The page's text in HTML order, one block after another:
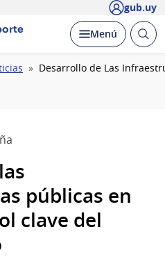
gub.uy
Desplegar
Menú Abrir
Desarrollo de Las
públicas en
clave del